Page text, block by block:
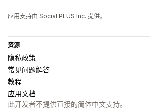
应用支持由 Social PLUS Inc. 提供。
资源
隐私政策
常见问题解答
教程
应用文档
此开发者不提供直接的简体中文支持。